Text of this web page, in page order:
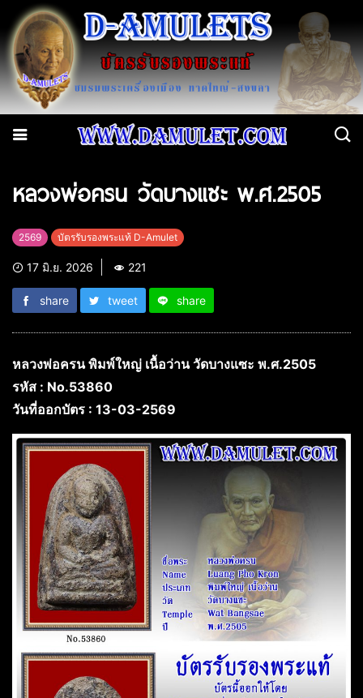
หลวงพ่อครน วัดบางแซะ พ.ศ.2505
2569 บัตรรับรองพระแท้ D-Amulet
17 มิ.ย. 2026 221
share tweet share
หลวงพ่อครน พิมพ์ใหญ่ เนื้อว่าน วัดบางแซะ พ.ศ.2505
รหัส : No.53860
วันที่ออกบัตร : 13-03-2569